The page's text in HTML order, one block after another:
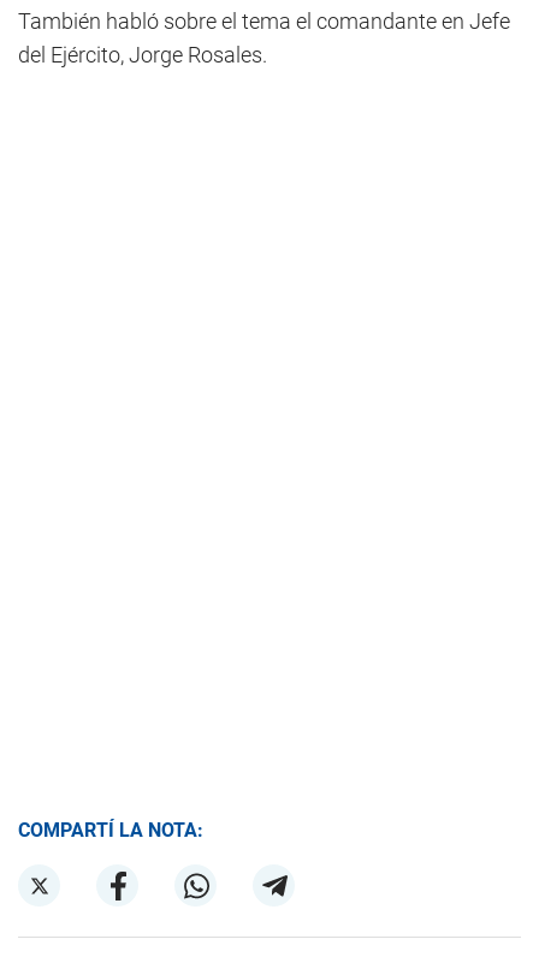
También habló sobre el tema el comandante en Jefe
del Ejército, Jorge Rosales.
COMPARTÍ LA NOTA: